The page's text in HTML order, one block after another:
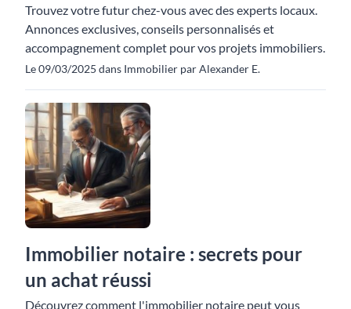
Trouvez votre futur chez-vous avec des experts locaux.
Annonces exclusives, conseils personnalisés et
accompagnement complet pour vos projets immobiliers.
Le 09/03/2025 dans Immobilier par Alexander E.
Immobilier notaire : secrets pour
un achat réussi
Découvrez comment l'immobilier notaire peut vous